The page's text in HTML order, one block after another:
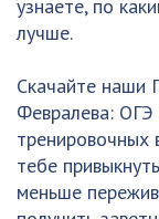
узнаете, по
лучше.
Скачайте наши
Февралева:
тренировочных
тебе
меньше